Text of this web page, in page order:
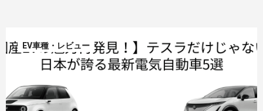
EV車種・レビュー